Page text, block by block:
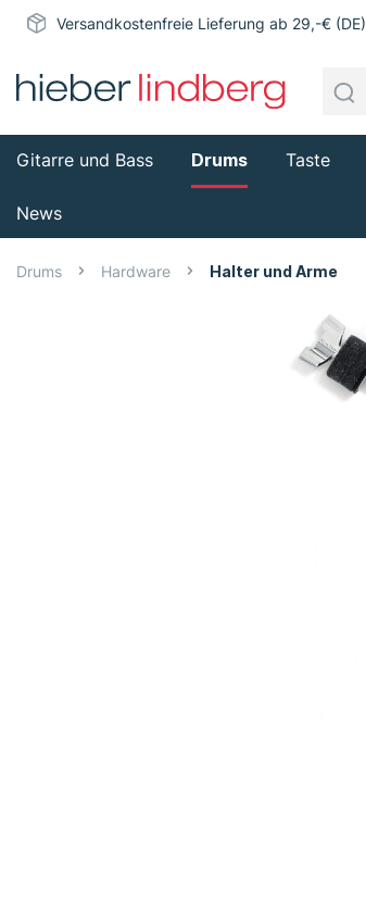
Versandkostenfreie Lieferung ab 29,-€ (DE)
Gitarre und Bass Drums Taste
News
Drums Hardware Halter und Arme